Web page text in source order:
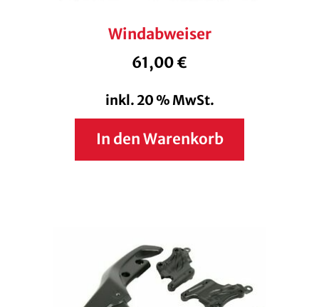
Windabweiser
61,00€
inkl. 20 % MwSt.
In den Warenkorb